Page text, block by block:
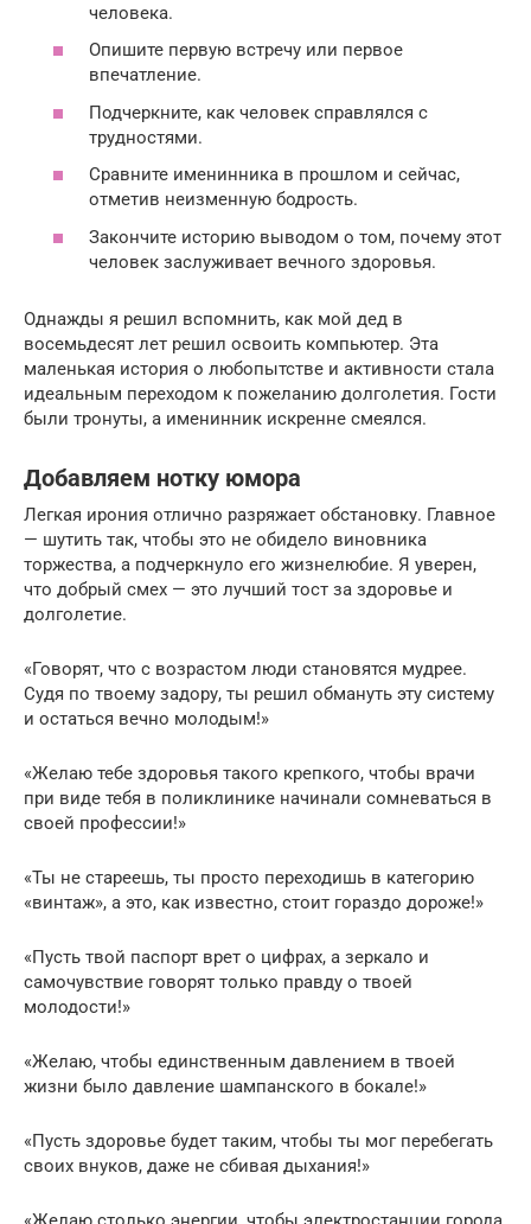
человека.
Опишите первую встречу или первое
впечатление.
Подчеркните, как человек справлялся с
трудностями.
Сравните именинника в прошлом и сейчас,
отметив неизменную бодрость.
Закончите историю выводом о том, почему этот
человек заслуживает вечного здоровья.
Однажды я решил вспомнить, как мой дед в
восемьдесят лет решил освоить компьютер. Эта
маленькая история о любопытстве и активности стала
идеальным переходом к пожеланию долголетия. Гости
были тронуты, а именинник искренне смеялся.
Добавляем нотку юмора
Легкая ирония отлично разряжает обстановку. Главное
— шутить так, чтобы это не обидело виновника
торжества, а подчеркнуло его жизнелюбие. Я уверен,
что добрый смех — это лучший тост за здоровье и
долголетие.
«Говорят, что с возрастом люди становятся мудрее.
Судя по твоему задору, ты решил обмануть эту систему
и остаться вечно молодым!»
«Желаю тебе здоровья такого крепкого, чтобы врачи
при виде тебя в поликлинике начинали сомневаться в
своей профессии!»
«Ты не стареешь, ты просто переходишь в категорию
«винтаж», а это, как известно, стоит гораздо дороже!»
«Пусть твой паспорт врет о цифрах, а зеркало и
самочувствие говорят только правду о твоей
молодости!»
«Желаю, чтобы единственным давлением в твоей
жизни было давление шампанского в бокале!»
«Пусть здоровье будет таким, чтобы ты мог перебегать
своих внуков, даже не сбивая дыхания!»